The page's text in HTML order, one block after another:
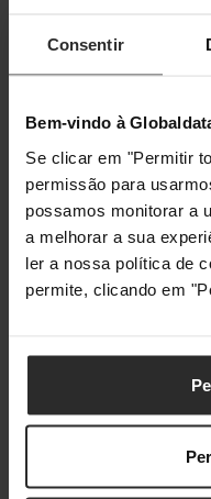
Consentir
Bem-vindo à
Se clicar em "Permitir
permissão para
possamos monitorar a
a melhorar a sua
ler a nossa política de
permite, clicando em
Iluminação /
RGB
Cor de
Iluminação
Rgb
Classificações